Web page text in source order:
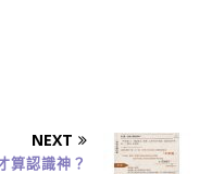
NEXT
算認識神？